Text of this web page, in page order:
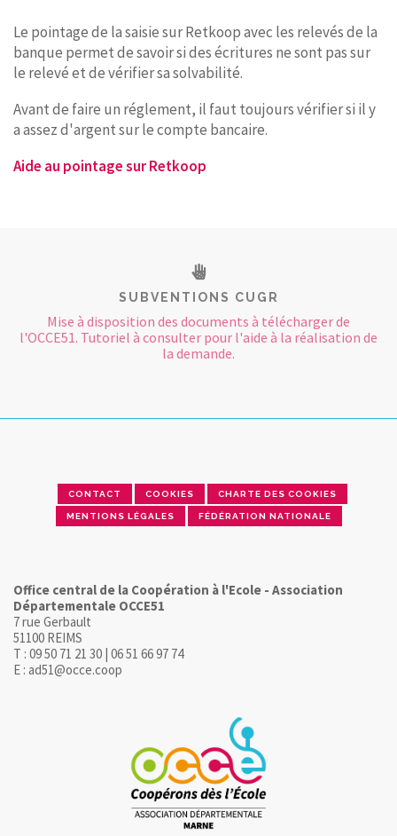
Le pointage de la saisie sur Retkoop avec les relevés de la
banque permet de savoir si des écritures ne sont pas sur
le relevé et de vérifier sa solvabilité.
Avant de faire un réglement, il faut toujours vérifier si il y
a assez d'argent sur le compte bancaire.
Aide au pointage sur Retkoop
SUBVENTIONS CUGR
Mise à disposition des documents à télécharger de
l'OCCE51. Tutoriel à consulter pour l'aide à la réalisation de
la demande.
CONTACT COOKIES CHARTE DES COOKIES
MENTIONS LÉGALES FÉDÉRATION NATIONALE
Office central de la Coopération à l'Ecole - Association
Départementale OCCE51
7 rue Gerbault
51100 REIMS
T : 09 50 71 21 30 | 06 51 66 97 74
E : ad51@occe.coop